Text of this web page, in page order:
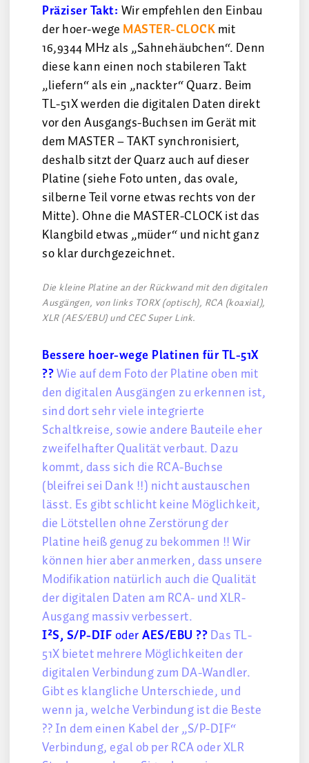
Präziser Takt: Wir empfehlen den Einbau
der hoer-wege MASTER-CLOCKmit
16,9344 MHz als „Sahnehäubchen“. Denn
diese kann einen noch stabileren Takt
„liefern“ als ein „nackter“ Quarz. Beim
TL-51X werden die digitalen Daten direkt
vor den Ausgangs-Buchsen im Gerät mit
dem MASTER – TAKT synchronisiert,
deshalb sitzt der Quarz auch auf dieser
Platine (siehe Foto unten, das ovale,
silberne Teil vorne etwas rechts von der
Mitte). Ohne die MASTER-CLOCK ist das
Klangbild etwas „müder“ und nicht ganz
so klar durchgezeichnet.
Die kleine Platine an der Rückwand mit den digitalen
Ausgängen, von links TORX (optisch), RCA (koaxial),
XLR (AES/EBU) und CEC Super Link.
Bessere hoer-wege Platinen für TL-51X
??Wie auf dem Foto der Platine oben mit
den digitalen Ausgängen zu erkennen ist,
sind dort sehr viele integrierte
Schaltkreise, sowie andere Bauteile eher
zweifelhafter Qualität verbaut. Dazu
kommt, dass sich die RCA-Buchse
(bleifrei sei Dank !!) nicht austauschen
lässt. Es gibt schlicht keine Möglichkeit,
die Lötstellen ohne Zerstörung der
Platine heiß genug zu bekommen !! Wir
können hier aber anmerken, dass unsere
Modifikation natürlich auch die Qualität
der digitalen Daten am RCA- und XLR-
Ausgang massiv verbessert.
I²S, S/P-DIFoderAES/EBU ??Das TL-
51X bietet mehrere Möglichkeiten der
digitalen Verbindung zum DA-Wandler.
Gibt es klangliche Unterschiede, und
wenn ja, welche Verbindung ist die Beste
?? In dem einen Kabel der „S/P-DIF“
Verbindung, egal ob per RCA oder XLR